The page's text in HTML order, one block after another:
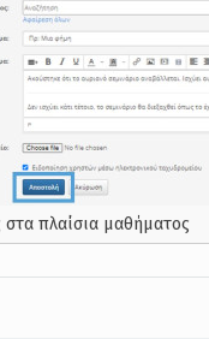
πλαίσια μαθήματος